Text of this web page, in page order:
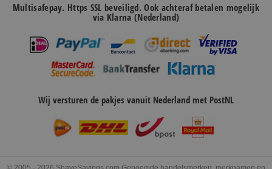
Multisafepay. Https SSL beveiligd. Ook achteraf betalen mogelijk
via Klarna (Nederland)
Wij versturen de pakjes vanuit Nederland met PostNL